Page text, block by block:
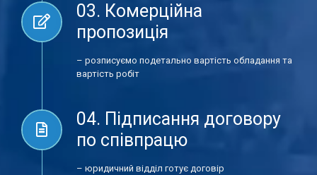
03. Комерційна
пропозиція
– розписуємо подетально вартість обладання та
вартість робіт
04. Підписання договору
по співпрацю
– юридичний відділ готує договір